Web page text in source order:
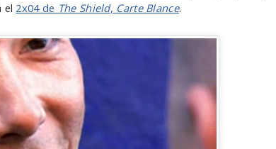
el 2x04 de The Shield, Carte Blance.